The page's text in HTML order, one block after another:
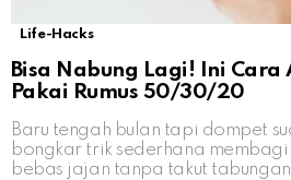
Life-Hacks
Bisa Nabung Lagi! Ini Cara
Pakai Rumus 50/30/20
Baru tengah bulan tapi dompet
bongkar trik sederhana
bebas jajan tanpa takut